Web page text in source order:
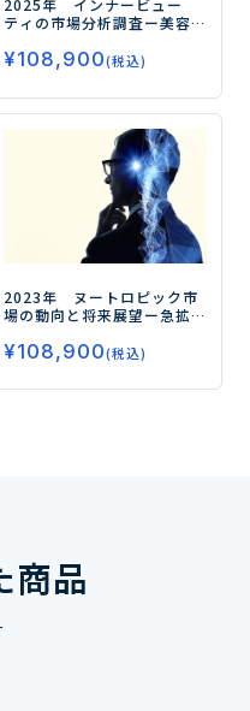
ティの市場分析調査ー美容
鍵ー
¥108,900(税込)
2023年 ヌートロピック市
場の動向と将来展望ー急拡
品市場ー
¥108,900(税込)
商品